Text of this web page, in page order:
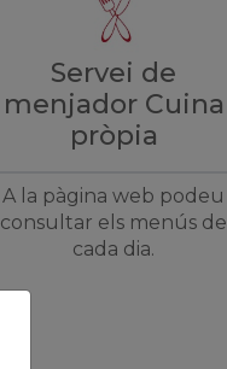
Servei de
menjador Cuina
pròpia
A la pàgina web podeu
consultar els menús de
cada dia.